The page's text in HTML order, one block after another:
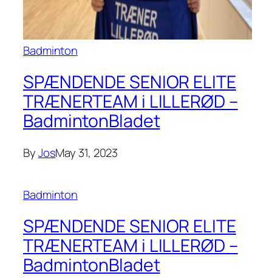
Badminton
SPÆNDENDE SENIOR ELITE
TRÆNERTEAM i LILLERØD –
BadmintonBladet
ByJosMay 31, 2023
Badminton
SPÆNDENDE SENIOR ELITE
TRÆNERTEAM i LILLERØD –
BadmintonBladet